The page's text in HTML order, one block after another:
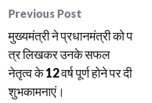
Post
navigation
Previous Post
मुख्यमंत्री ने प्रधानमंत्री को प
त्र लिखकर उनके सफल
नेतृत्व के 12 वर्ष पूर्ण होने पर दी
शुभकामनाएं।